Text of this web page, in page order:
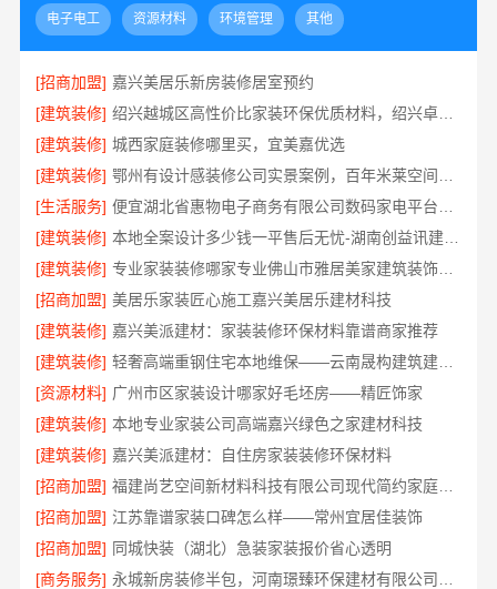
电子电工 资源材料 环境管理 其他
[招商加盟] 嘉兴美居乐新房装修居室预约
[建筑装修]
绍兴越城区高性价比家装环保优质材料，绍兴卓鑫装饰材料有限公司品质之选
[建筑装修] 城西家庭装修哪里买，宜美嘉优选
[建筑装修]
[生活服务]
[建筑装修]
本地全案设计多少钱一平售后无忧-湖南创益讯建筑有限公司
[建筑装修]
专业家装装修哪家专业佛山市雅居美家建筑装饰工程有限公司
[招商加盟] 美居乐家装匠心施工嘉兴美居乐建材科技
[建筑装修] 嘉兴美派建材：家装装修环保材料靠谱商家推荐
[建筑装修]
轻奢高端重钢住宅本地维保——云南晟构建筑建材有限公司
[资源材料] 广州市区家装设计哪家好毛坯房——精匠饰家
[建筑装修] 本地专业家装公司高端嘉兴绿色之家建材科技
[建筑装修] 嘉兴美派建材：自住房家装装修环保材料
[招商加盟]
福建尚艺空间新材料科技有限公司现代简约家庭装修免费设计整体落地
[招商加盟] 江苏靠谱家装口碑怎么样——常州宜居佳装饰
[招商加盟] 同城快装（湖北）急装家装报价省心透明
[商务服务]